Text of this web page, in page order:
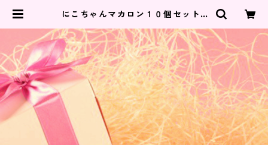
にこちゃんマカロン１０個セット |
（パン、ケーキ、カフェ）